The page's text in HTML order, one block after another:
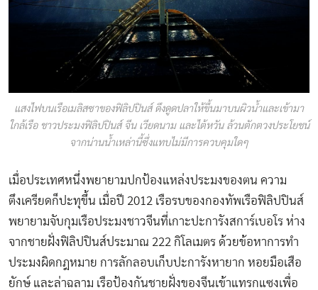
แสงไฟบนเรือเมลิสซาของฟิลิปปินส์ ดึงดูดปลาให้ขึ้นมาบนผิวน้ำและเข้ามา
ใกล้เรือ ชาวประมงฟิลิปปินส์ จีน เวียดนาม และไต้หวัน ล้วนตักตวงประโยชน์
จากน่านน้ำเหล่านี้ซึ่งแทบไม่มีการควบคุมใดๆ
เมื่อประเทศหนึ่งพยายามปกป้องแหล่งประมงของตน ความ
ตึงเครียดก็ปะทุขึ้น เมื่อปี 2012 เรือรบของกองทัพเรือฟิลิปปินส์
พยายามจับกุมเรือประมงชาวจีนที่เกาะปะการังสการ์เบอโร ห่าง
จากชายฝั่งฟิลิปปินส์ประมาณ 222 กิโลเมตร ด้วยข้อหาการทำ
ประมงผิดกฎหมาย การลักลอบเก็บปะการังหายาก หอยมือเสือ
ยักษ์ และล่าฉลาม เรือป้องกันชายฝั่งของจีนเข้าแทรกแซงเพื่อ